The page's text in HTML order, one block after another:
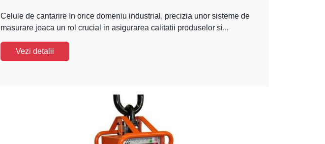
Celule de cantarire In orice domeniu industrial, precizia unor sisteme de
masurare joaca un rol crucial in asigurarea calitatii produselor si...
Vezi detalii